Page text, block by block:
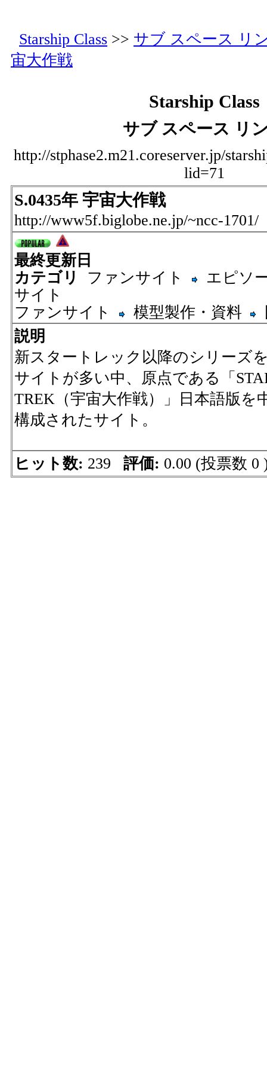
Starship Class >> サブ スペース リ
宙大作戦
Starship Class
サブ スペース リ
http://stphase2.m21.coreserver.jp/
lid=71
S.0435年 宇宙大作戦
http://www5f.biglobe.ne.jp/~ncc-1701/
最終更新日
カテゴリ
ファンサイト
エピソ
サイト
ファンサイト
模型製作・資料
説明
新スタートレック以降のシリーズ
サイトが多い中、原点である「
TREK（宇宙大作戦）」日本語版を
構成されたサイト。
ヒット数: 239 評価: 0.00 (投票数 0